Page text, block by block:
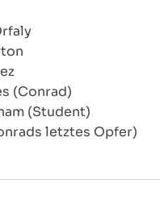
(Conrad)
(Student)
letztes Opfer)